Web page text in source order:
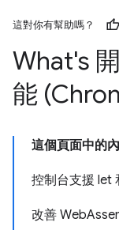
這對你有幫助嗎？
What's
能
這個頁面中的
控制台支援 let
改善